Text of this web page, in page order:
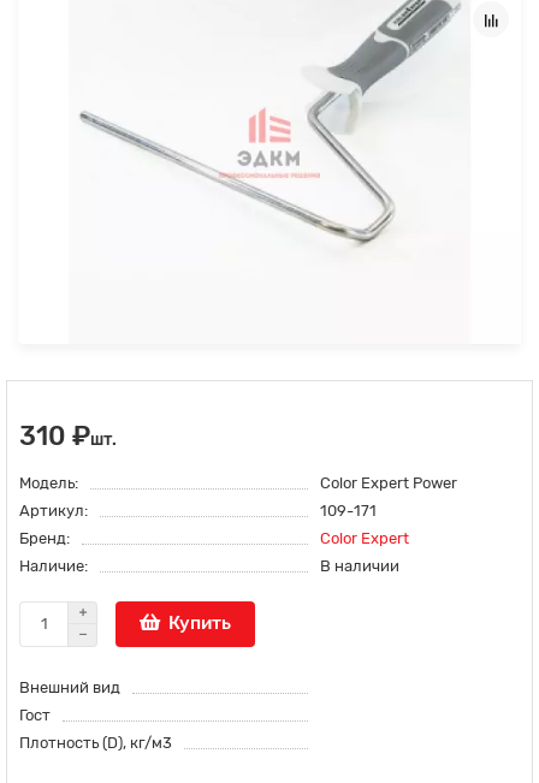
310 ₽шт.
Модель:
Color Expert Power
Артикул:
109-171
Бренд:
Color Expert
Наличие:
В наличии
Купить
Внешний вид
Гост
Плотность (D), кг/м3